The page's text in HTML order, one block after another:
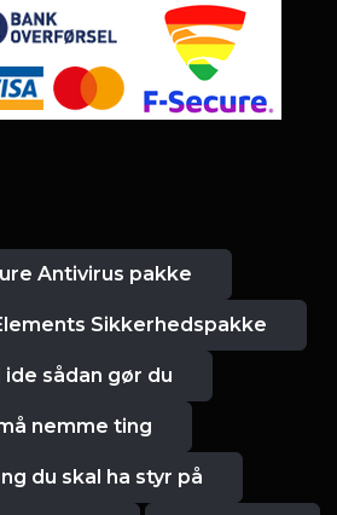
Antivirus pakke
Sikkerhedspakke
ide sådan gør du
nemme ting
du skal ha styr på